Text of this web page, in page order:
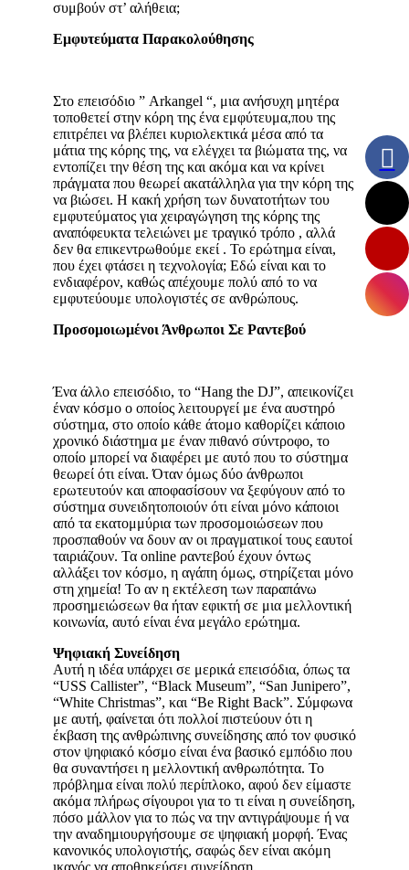
συμβούν στ’ αλήθεια;
Εμφυτεύματα Παρακολούθησης
Στο επεισόδιο ” Arkangel “, μια ανήσυχη μητέρα
τοποθετεί στην κόρη της ένα εμφύτευμα,που της
επιτρέπει να βλέπει κυριολεκτικά μέσα από τα
μάτια της κόρης της, να ελέγχει τα βιώματα της, να
εντοπίζει την θέση της και ακόμα και να κρίνει
πράγματα που θεωρεί ακατάλληλα για την κόρη της
να βιώσει. Η κακή χρήση των δυνατοτήτων του
εμφυτεύματος για χειραγώγηση της κόρης της
αναπόφευκτα τελειώνει με τραγικό τρόπο , αλλά
δεν θα επικεντρωθούμε εκεί . Το ερώτημα είναι,
που έχει φτάσει η τεχνολογία; Εδώ είναι και το
ενδιαφέρον, καθώς απέχουμε πολύ από το να
εμφυτεύουμε υπολογιστές σε ανθρώπους.
Προσομοιωμένοι Άνθρωποι Σε Ραντεβού
Ένα άλλο επεισόδιο, το “Hang the DJ”, απεικονίζει
έναν κόσμο ο οποίος λειτουργεί με ένα αυστηρό
σύστημα, στο οποίο κάθε άτομο καθορίζει κάποιο
χρονικό διάστημα με έναν πιθανό σύντροφο, το
οποίο μπορεί να διαφέρει με αυτό που το σύστημα
θεωρεί ότι είναι. Όταν όμως δύο άνθρωποι
ερωτευτούν και αποφασίσουν να ξεφύγουν από το
σύστημα συνειδητοποιούν ότι είναι μόνο κάποιοι
από τα εκατομμύρια των προσομοιώσεων που
προσπαθούν να δουν αν οι πραγματικοί τους εαυτοί
ταιριάζουν. Τα online ραντεβού έχουν όντως
αλλάξει τον κόσμο, η αγάπη όμως, στηρίζεται μόνο
στη χημεία! Το αν η εκτέλεση των παραπάνω
προσημειώσεων θα ήταν εφικτή σε μια μελλοντική
κοινωνία, αυτό είναι ένα μεγάλο ερώτημα.
Ψηφιακή Συνείδηση
Αυτή η ιδέα υπάρχει σε μερικά επεισόδια, όπως τα
“USS Callister”, “Black Museum”, “San Junipero”,
“White Christmas”, και “Be Right Back”. Σύμφωνα
με αυτή, φαίνεται ότι πολλοί πιστεύουν ότι η
έκβαση της ανθρώπινης συνείδησης από τον φυσικό
στον ψηφιακό κόσμο είναι ένα βασικό εμπόδιο που
θα συναντήσει η μελλοντική ανθρωπότητα. Το
πρόβλημα είναι πολύ περίπλοκο, αφού δεν είμαστε
ακόμα πλήρως σίγουροι για το τι είναι η συνείδηση,
πόσο μάλλον για το πώς να την αντιγράψουμε ή να
την αναδημιουργήσουμε σε ψηφιακή μορφή. Ένας
κανονικός υπολογιστής, σαφώς δεν είναι ακόμη